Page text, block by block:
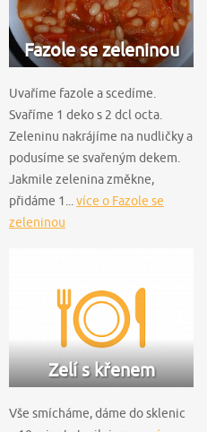
Fazole se zeleninou
Uvaříme fazole a scedíme.
Svaříme 1 deko s 2 dcl octa.
Zeleninu nakrájíme na nudličky a
podusíme se svařeným dekem.
Jakmile zelenina změkne,
přidáme 1...více o Fazole se
zeleninou
Zelí s křenem
Vše smícháme, dáme do sklenic